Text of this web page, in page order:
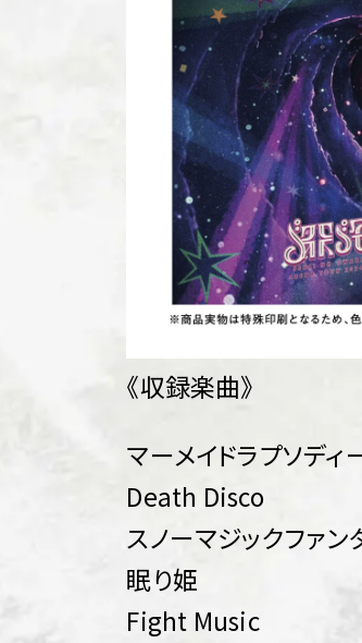
《収録楽曲》
マーメイドラプソディ
Death Disco
スノーマジックファン
眠り姫
Fight Music